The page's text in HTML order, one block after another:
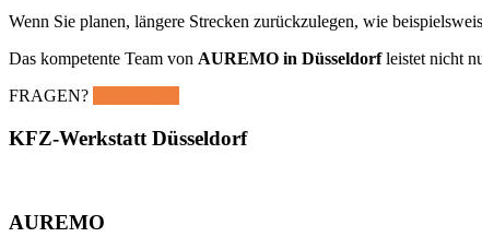
Wenn Sie planen, längere Strecken zurückzulegen, wie
Das kompetente Team von AUREMO in Düsseldorfleistet nicht
FRAGEN?
KFZ-Werkstatt Düsseldorf
AUREMO